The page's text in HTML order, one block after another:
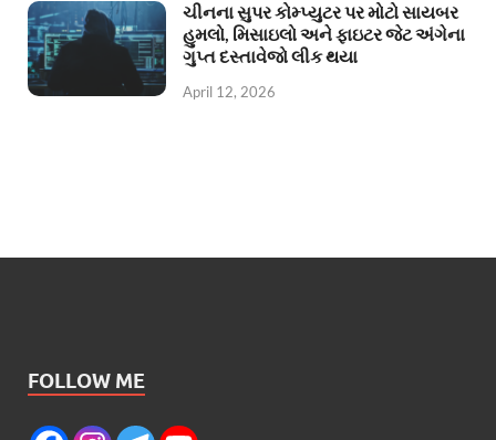
ચીનના સુપર કોમ્પ્યુટર પર મોટો સાયબર
હુમલો, મિસાઇલો અને ફાઇટર જેટ અંગેના
ગુપ્ત દસ્તાવેજો લીક થયા
April 12, 2026
FOLLOW ME